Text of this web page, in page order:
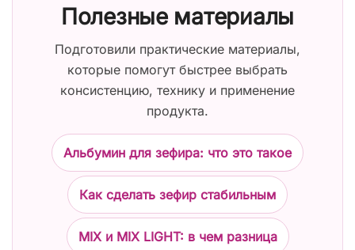
Полезные материалы
Подготовили практические материалы,
которые помогут быстрее выбрать
консистенцию, технику и применение
продукта.
Альбумин для зефира: что это такое
Как сделать зефир стабильным
MIX и MIX LIGHT: в чем разница